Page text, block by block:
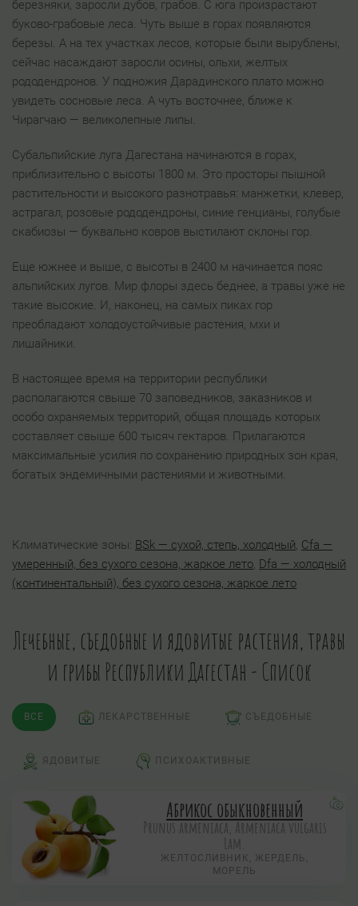
березняки, заросли дубов, грабов. С юга произрастают
буково-грабовые леса. Чуть выше в горах появляются
березы. А на тех участках лесов, которые были вырублены,
сейчас насаждают заросли осины, ольхи, желтых
рододендронов. У подножия Дарадинского плато можно
увидеть сосновые леса. А чуть восточнее, ближе к
Чирагчаю — великолепные липы.
Субальпийские луга Дагестана начинаются в горах,
приблизительно с высоты 1800 м. Это просторы пышной
растительности и высокого разнотравья: манжетки, клевер,
астрагал, розовые рододендроны, синие генцианы, голубые
скабиозы — буквально ковров выстилают склоны гор.
Еще южнее и выше, с высоты в 2400 м начинается пояс
альпийских лугов. Мир флоры здесь беднее, а травы уже не
такие высокие. И, наконец, на самых пиках гор
преобладают холодоустойчивые растения, мхи и
лишайники.
В настоящее время на территории республики
располагаются свыше 70 заповедников, заказников и
особо охраняемых территорий, общая площадь которых
составляет свыше 600 тысяч гектаров. Прилагаются
максимальные усилия по сохранению природных зон края,
богатых эндемичными растениями и животными.
Климатические зоны: BSk — сухой, степь, холодный, Cfa —
умеренный, без сухого сезона, жаркое лето, Dfa — холодный
(континентальный), без сухого сезона, жаркое лето
Лечебные, съедобные и ядовитые растения, травы
и грибы Республики Дагестан - Список
ВСЕ ЛЕКАРСТВЕННЫЕ СЪЕДОБНЫЕ
ЯДОВИТЫЕ ПСИХОАКТИВНЫЕ
Абрикос обыкновенный
Prunus armeniaca, Armeniaca vulgaris
Lam.
ЖЕЛТОСЛИВНИК, ЖЕРДЕЛЬ,
МОРЕЛЬ